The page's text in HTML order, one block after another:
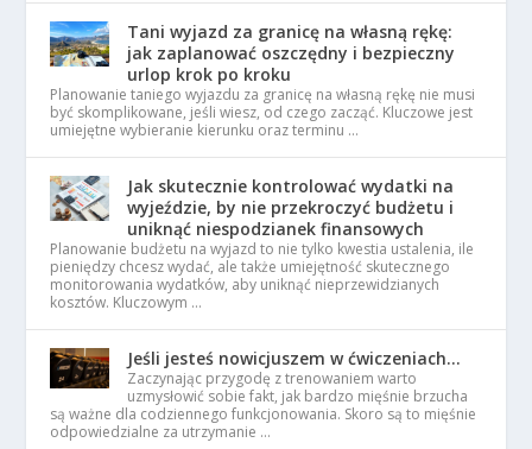
Tani wyjazd za granicę na własną rękę:
jak zaplanować oszczędny i bezpieczny
urlop krok po kroku
Planowanie taniego wyjazdu za granicę na własną rękę nie musi
być skomplikowane, jeśli wiesz, od czego zacząć. Kluczowe jest
umiejętne wybieranie kierunku oraz terminu …
Jak skutecznie kontrolować wydatki na
wyjeździe, by nie przekroczyć budżetu i
uniknąć niespodzianek finansowych
Planowanie budżetu na wyjazd to nie tylko kwestia ustalenia, ile
pieniędzy chcesz wydać, ale także umiejętność skutecznego
monitorowania wydatków, aby uniknąć nieprzewidzianych
kosztów. Kluczowym …
Jeśli jesteś nowicjuszem w ćwiczeniach…
Zaczynając przygodę z trenowaniem warto
uzmysłowić sobie fakt, jak bardzo mięśnie brzucha
są ważne dla codziennego funkcjonowania. Skoro są to mięśnie
odpowiedzialne za utrzymanie …